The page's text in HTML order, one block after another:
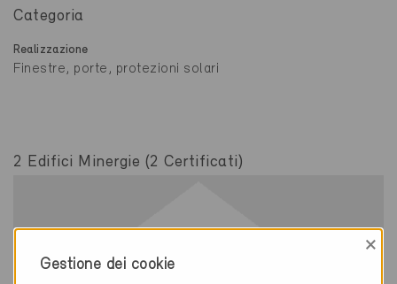
Categoria
Realizzazione
Finestre, porte, protezioni solari
2 Edifici Minergie (2 Certificati)
Gestione dei cookie
×